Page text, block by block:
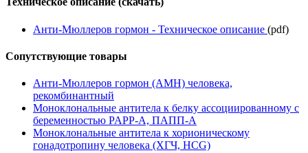
Анти-Мюллеров гормон - Техническое описание (pdf)
Сопутствующие товары
Анти-Мюллеров гормон (AMH) человека,
рекомбинантный
Моноклональные антитела к белку ассоциированному с
беременностью PAPP-A, ПАПП-А
Моноклональные антитела к хорионическому
гонадотропину человека (ХГЧ, HCG)